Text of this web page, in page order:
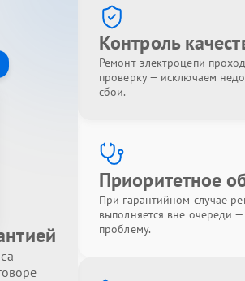
—
Контроль
Ремонт электроцепи
проверку — исключаем
сбои.
Приоритетное
При гарантийном случае
выполняется вне очереди
проблему.